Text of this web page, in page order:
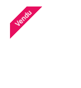
Vendu